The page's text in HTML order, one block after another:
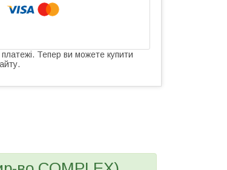
платежі. Тепер ви можете купити